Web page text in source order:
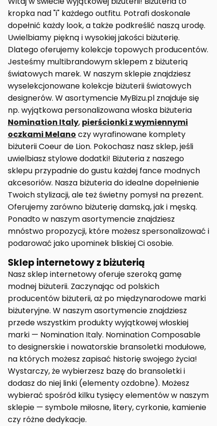
kropka nad "i" każdego outfitu. Potrafi doskonale
dopełnić każdy look, a także podkreślić naszą urodę.
Uwielbiamy piękną i wysokiej jakości biżuterię.
Dlatego oferujemy kolekcje topowych producentów.
Jesteśmy multibrandowym sklepem z biżuterią
światowych marek. W naszym sklepie znajdziesz
wyselekcjonowane kolekcje biżuterii światowych
designerów. W asortymencie MyBizu.pl znajduje się
np. wyjątkowa personalizowana włoska biżuteria
Nomination Italy, pierścionki z wymiennymi
oczkami Melano czy wyrafinowane komplety
biżuterii Coeur de Lion. Pokochasz nasz sklep, jeśli
uwielbiasz stylowe dodatki! Biżuteria z naszego
sklepu przypadnie do gustu każdej fance modnych
akcesoriów. Nasza biżuteria do idealne dopełnienie
Twoich stylizacji, ale też świetny pomysł na prezent.
Oferujemy zarówno biżuterię damską, jak i męską.
Ponadto w naszym asortymencie znajdziesz
mnóstwo propozycji, które możesz spersonalizować i
podarować jako upominek bliskiej Ci osobie.
Sklep internetowy z biżuterią
Nasz sklep internetowy oferuje szeroką gamę
modnej biżuterii. Zaczynając od polskich
producentów biżuterii, aż po międzynarodowe marki
biżuteryjne. W naszym asortymencie znajdziesz
przede wszystkim produkty wyjątkowej włoskiej
marki — Nomination Italy. Nomination Composable
to designerskie i nowatorskie bransoletki modułowe,
na których możesz zapisać historię swojego życia!
Wystarczy, że wybierzesz bazę do bransoletki i
dodasz do niej linki (elementy ozdobne). Możesz
wybierać spośród kilku tysięcy elementów w naszym
sklepie — symbole miłosne, litery, cyrkonie, kamienie
czy różne dedykacje.